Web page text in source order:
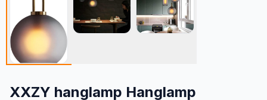
XXZY hanglamp Hanglamp